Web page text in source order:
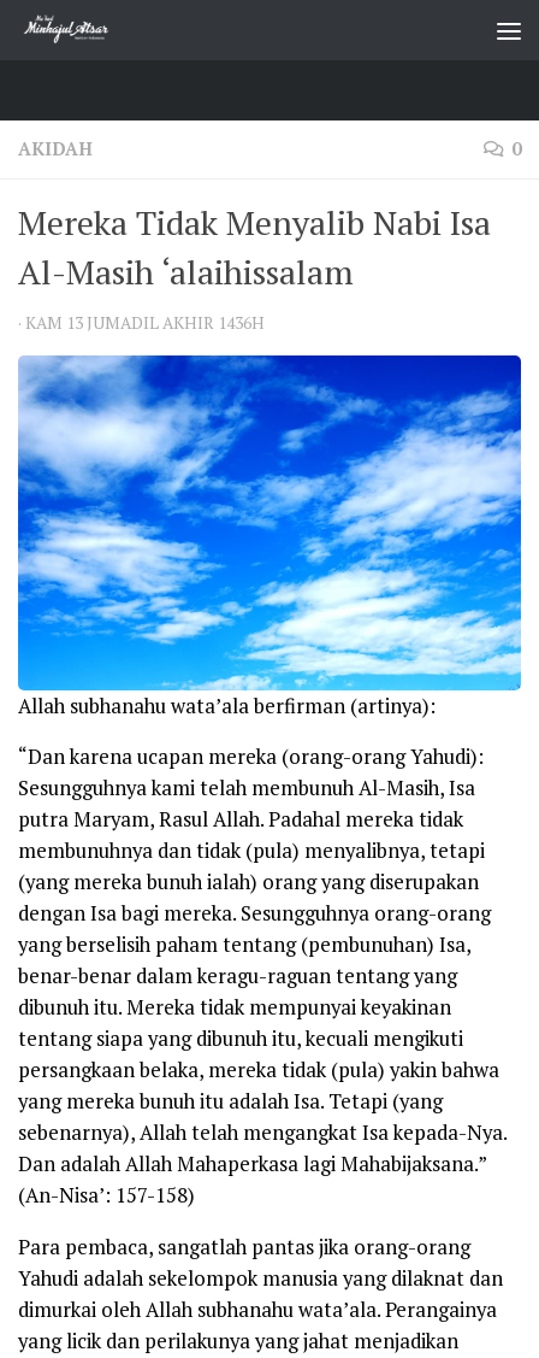
Skip to content
AKIDAH 0
Mereka Tidak Menyalib Nabi Isa
Al-Masih ‘alaihissalam
· KAM 13 JUMADIL AKHIR 1436H
Allah subhanahu wata’alaberfirman (artinya):
“Dan karena ucapan mereka (orang-orang Yahudi):
Sesungguhnya kami telah membunuh Al-Masih, Isa
putra Maryam, Rasul Allah. Padahal mereka tidak
membunuhnya dan tidak (pula) menyalibnya, tetapi
(yang mereka bunuh ialah) orang yang diserupakan
dengan Isa bagi mereka. Sesungguhnya orang-orang
yang berselisih paham tentang (pembunuhan) Isa,
benar-benar dalam keragu-raguan tentang yang
dibunuh itu. Mereka tidak mempunyai keyakinan
tentang siapa yang dibunuh itu, kecuali mengikuti
persangkaan belaka, mereka tidak (pula) yakin bahwa
yang mereka bunuh itu adalah Isa. Tetapi (yang
sebenarnya), Allah telah mengangkat Isa kepada-Nya.
Dan adalah Allah Mahaperkasa lagi Mahabijaksana.”
(An-Nisa’: 157-158)
Para pembaca, sangatlah pantas jika orang-orang
Yahudi adalah sekelompok manusia yang dilaknat dan
dimurkai oleh Allah subhanahu wata’ala. Perangainya
yang licik dan perilakunya yang jahat menjadikan